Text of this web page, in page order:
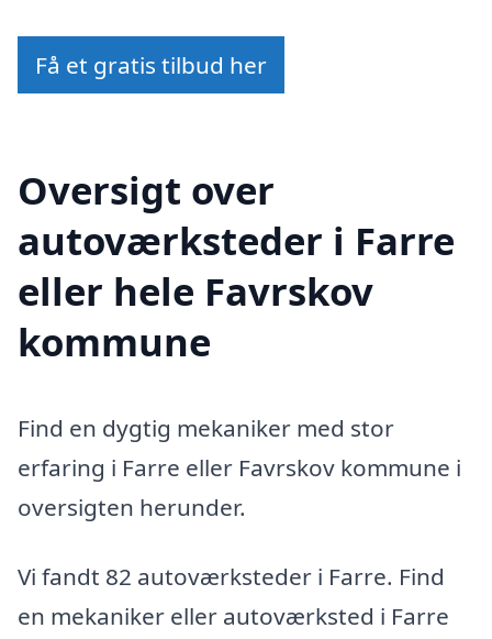
Få et gratis tilbud her
Oversigt over
autoværksteder i Farre
eller hele Favrskov
kommune
Find en dygtig mekaniker med stor
erfaring i Farre eller Favrskov kommune i
oversigten herunder.
Vi fandt 82 autoværksteder i Farre. Find
en mekaniker eller autoværksted i Farre